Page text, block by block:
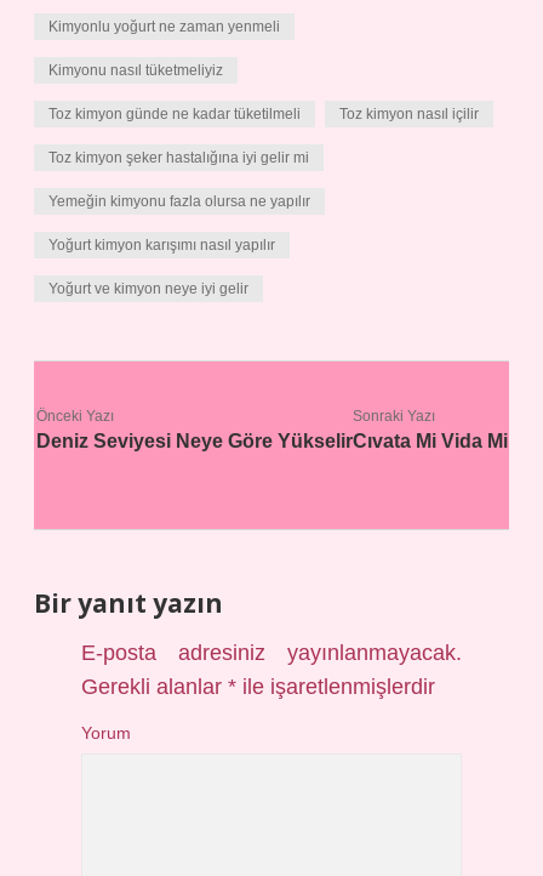
Kimyonlu yoğurt ne zaman yenmeli
Kimyonu nasıl tüketmeliyiz
Toz kimyon günde ne kadar tüketilmeli Toz kimyon nasıl içilir
Toz kimyon şeker hastalığına iyi gelir mi
Yemeğin kimyonu fazla olursa ne yapılır
Yoğurt kimyon karışımı nasıl yapılır
Yoğurt ve kimyon neye iyi gelir
Önceki Yazı
Deniz Seviyesi Neye Göre Yükselir
Sonraki Yazı
Cıvata Mi Vida Mi
Bir yanıt yazın
E-posta adresiniz yayınlanmayacak.
Gerekli alanlar* ile işaretlenmişlerdir
Yorum